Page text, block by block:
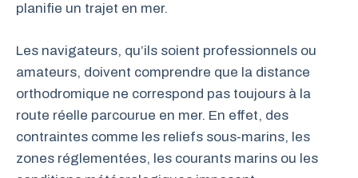
planifie un trajet en mer.
Les navigateurs, qu’ils soient professionnels ou
amateurs, doivent comprendre que la distance
orthodromique ne correspond pas toujours à la
route réelle parcourue en mer. En effet, des
contraintes comme les reliefs sous-marins, les
zones réglementées, les courants marins ou les